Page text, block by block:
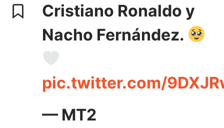
Cristiano Ronaldo y
Nacho Fernández.
pic.twitter.com/
— MT2